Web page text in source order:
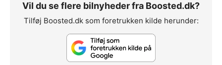
Vil du se flere bilnyheder fra Boosted.dk?
Tilføj Boosted.dk som foretrukken kilde herunder: